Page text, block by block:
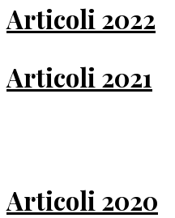
Articoli 2022
Articoli 2021
Articoli 2020